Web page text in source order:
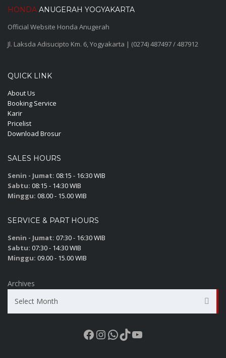
HONDA ANUGERAH YOGYAKARTA
Official Website Honda Anugerah
Jl. Laksda Adisucipto Km. 6, Yogyakarta | (0274) 487497 / 487912
QUICK LINK
About Us
Booking Service
Karir
Pricelist
Download Brosur
SALES HOURS
Senin - Jumat: 08:15 - 16:30 WIB
Sabtu: 08:15 - 14:30 WIB
Minggu: 08.00 - 15.00 WIB
SERVICE & PART HOURS
Senin - Jumat: 07:30 - 16:30 WIB
Sabtu: 07:30 - 14:30 WIB
Minggu: 09.00 - 15.00 WIB
Archives
Select Month